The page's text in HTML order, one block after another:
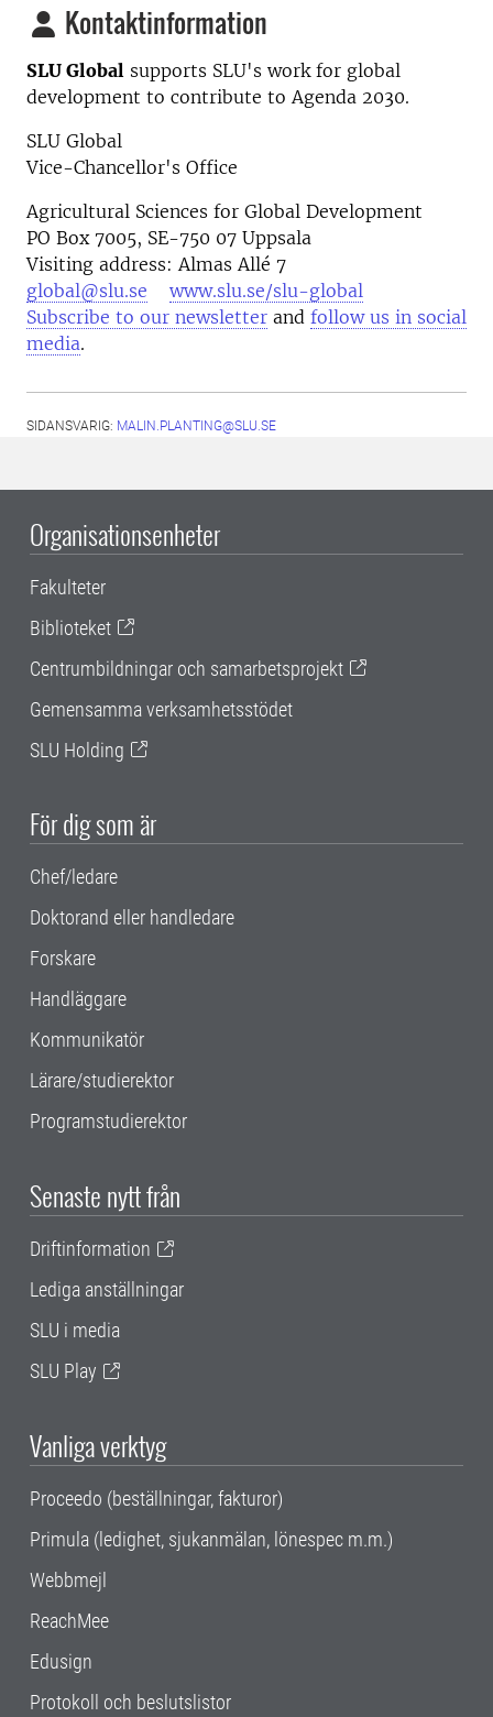
Kontaktinformation
SLU Global supports SLU's work for global
development to contribute to Agenda 2030.
SLU Global
Vice-Chancellor's Office
Agricultural Sciences for Global Development
PO Box 7005, SE-750 07 Uppsala
Visiting address: Almas Allé 7
global@slu.se
www.slu.se/slu-global
Subscribe to our newsletter and follow us in social
media.
SIDANSVARIG: MALIN.PLANTING@SLU.SE
Organisationsenheter
Fakulteter
Biblioteket
Centrumbildningar och samarbetsprojekt
Gemensamma verksamhetsstödet
SLU Holding
För dig som är
Chef/ledare
Doktorand eller handledare
Forskare
Handläggare
Kommunikatör
Lärare/studierektor
Programstudierektor
Senaste nytt från
Driftinformation
Lediga anställningar
SLU i media
SLU Play
Vanliga verktyg
Proceedo (beställningar, fakturor)
Primula (ledighet, sjukanmälan, lönespec m.m.)
Webbmejl
ReachMee
Edusign
Protokoll och beslutslistor